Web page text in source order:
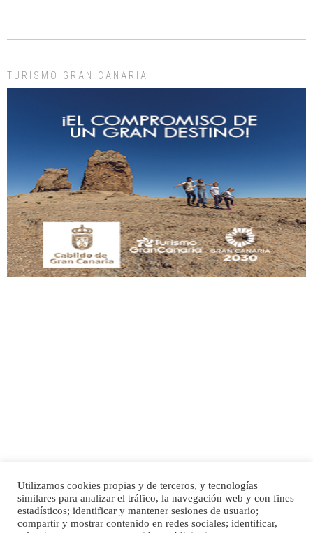
días, ella incluida...
Gato manso encontrado
Este gato macho ha aparecido en la calle hace menos de un mes, es muy
manso y extremadamente cari...
Leales.org » Gran Canaria | 9.7.2025
SHIBA PERDIDO AVDA JOSE MESA Y LOPEZ
PERRO MACHO RAZA SHIBA CON MICROCHIP PERDIDO HOY 06/07/2025 ZONA
MESA Y LOPEZ. ES MUY ASUSTADIZO
TURISMO GRAN CANARIA
Inicio Publicidad
Política de privacidad
Utilizamos cookies propias y de terceros, y tecnologías
similares para analizar el tráfico, la navegación web y con fines
estadísticos; identificar y mantener sesiones de usuario;
compartir y mostrar contenido en redes sociales; identificar,